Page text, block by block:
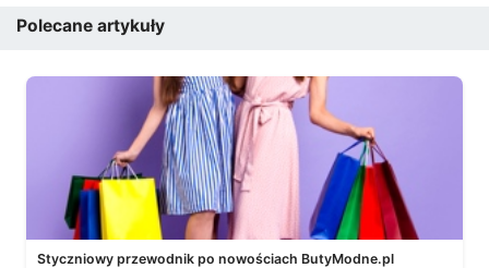
Polecane artykuły
Styczniowy przewodnik po nowościach ButyModne.pl